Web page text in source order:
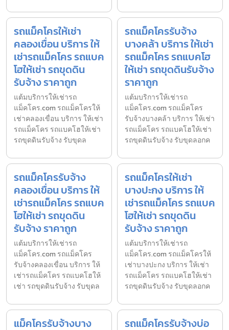
รถแม็คโครให้เช่า
คลองเขื่อน บริการ ให้
เช่ารถแม็คโคร รถแบค
โฮให้เช่า รถขุดดิน
รับจ้าง ราคาถูก
แต้มบริการให้เช่ารถ
แม็คโคร.com รถแม็คโครให้
เช่าคลองเขื่อน บริการ ให้เช่า
รถแม็คโคร รถแบคโฮให้เช่า
รถขุดดินรับจ้าง รับขุดล
รถแม็คโครรับจ้าง
บางคล้า บริการ ให้เช่า
รถแม็คโคร รถแบคโฮ
ให้เช่า รถขุดดินรับจ้าง
ราคาถูก
แต้มบริการให้เช่ารถ
แม็คโคร.com รถแม็คโคร
รับจ้างบางคล้า บริการ ให้เช่า
รถแม็คโคร รถแบคโฮให้เช่า
รถขุดดินรับจ้าง รับขุดลอกค
รถแม็คโครรับจ้าง
คลองเขื่อน บริการ ให้
เช่ารถแม็คโคร รถแบค
โฮให้เช่า รถขุดดิน
รับจ้าง ราคาถูก
แต้มบริการให้เช่ารถ
แม็คโคร.com รถแม็คโคร
รับจ้างคลองเขื่อน บริการ ให้
เช่ารถแม็คโคร รถแบคโฮให้
เช่า รถขุดดินรับจ้าง รับขุดล
รถแม็คโครให้เช่า
บางปะกง บริการ ให้
เช่ารถแม็คโคร รถแบค
โฮให้เช่า รถขุดดิน
รับจ้าง ราคาถูก
แต้มบริการให้เช่ารถ
แม็คโคร.com รถแม็คโครให้
เช่าบางปะกง บริการ ให้เช่า
รถแม็คโคร รถแบคโฮให้เช่า
รถขุดดินรับจ้าง รับขุดลอกค
แม็คโครรับจ้างบาง
รถแม็คโครรับจ้างบ่อ